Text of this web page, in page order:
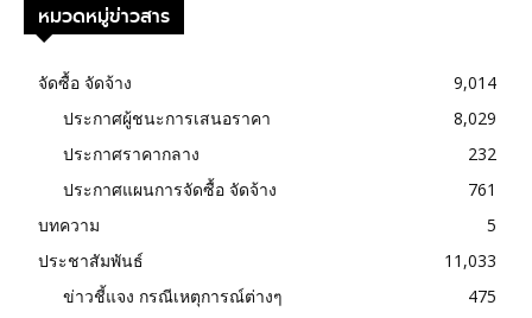
หมวดหมู่ข่าวสาร
จัดซื้อ จัดจ้าง
9,014
ประกาศผู้ชนะการเสนอราคา
8,029
ประกาศราคากลาง
232
ประกาศแผนการจัดซื้อ จัดจ้าง
761
บทความ
5
ประชาสัมพันธ์
11,033
ข่าวชี้แจง กรณีเหตุการณ์ต่างๆ
475